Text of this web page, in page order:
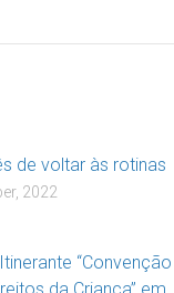
de voltar às rotinas
2022
“Convenção
da Criança” em